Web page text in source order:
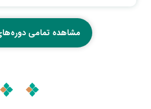
مشاهده تمامی دوره‌های